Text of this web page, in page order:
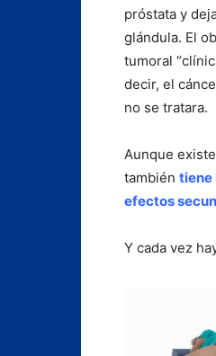
próstata y
glándula. El
tumoral
decir, el
no se tratara.
Aunque
también tiene
efectos
Y cada vez